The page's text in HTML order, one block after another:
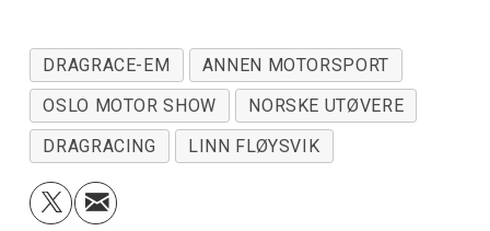
DRAGRACE-EM
ANNEN MOTORSPORT
OSLO MOTOR SHOW
NORSKE UTØVERE
DRAGRACING
LINN FLØYSVIK